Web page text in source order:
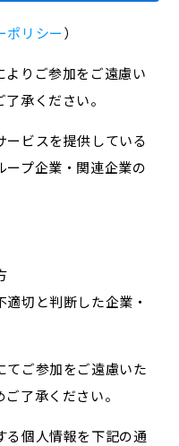
ポリシー）
りご参加をご遠慮い
承ください。
ービスを提供している
プ企業・関連企業の
切と判断した企業・
ご参加をご遠慮いた
了承ください。
る個人情報を下記の通